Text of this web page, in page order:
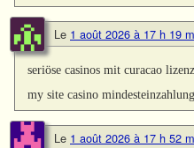
Le 1 août 2026 à 17 h 19
seriöse casinos mit curacao lizenz
my site casino
Le 1 août 2026 à 17 h 52